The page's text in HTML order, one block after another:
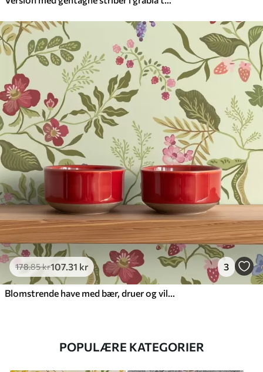
178.85kr107.31 kr 3
Blomstrende have med bær, druer og vilde blomster
POPULÆRE KATEGORIER